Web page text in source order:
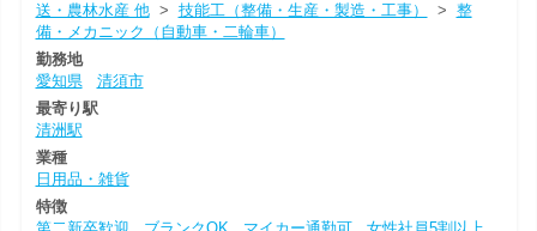
送・農林水産 他> 技能工（整備・生産・製造・工事） > 整
備・メカニック（自動車・二輪車）
勤務地
愛知県
清須市
最寄り駅
清洲駅
業種
日用品・雑貨
特徴